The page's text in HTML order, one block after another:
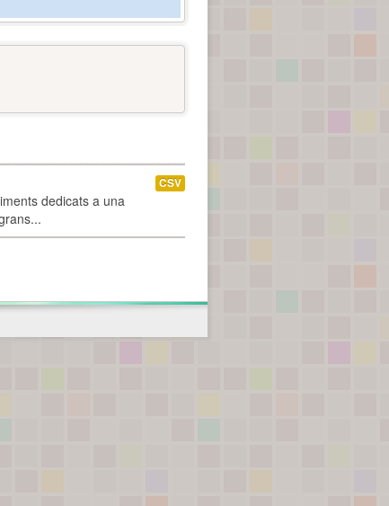
dedicats a una
CSV